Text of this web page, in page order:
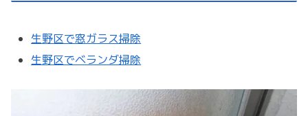
生野区で窓ガラス掃除
生野区でベランダ掃除